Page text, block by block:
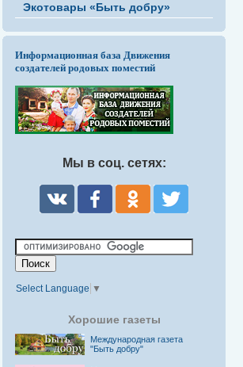
Экотовары «Быть добру»
Информационная база Движения
создателей родовых поместий
Мы в соц. сетях:
Select Language ▼
Хорошие газеты
Международная газета
"Быть добру"